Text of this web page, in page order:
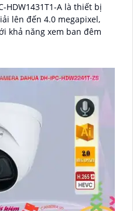
HDW1431T1-A là thiết bị
lên đến 4.0 megapixel,